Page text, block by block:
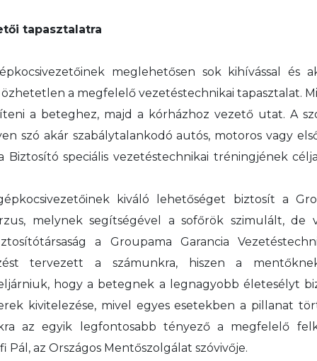
tapasztalatra
meglehetősen sok kihívással és
a megfelelő vezetéstechnikai tapasztalat.
a beteghez, majd a kórházhoz vezető utat. A
szó akár szabálytalankodó autós, motoros vagy
Biztosító speciális vezetéstechnikai tréningjének
kiváló lehetőséget biztosít a
melynek segítségével a sofőrök szimulált, de
a Groupama Garancia
tervezett a számunkra, hiszen a
hogy a betegnek a legnagyobb életesélyt
kivitelezése, mivel egyes esetekben a pillanat
az egyik legfontosabb tényező a megfelelő
az Országos Mentőszolgálat szóvivője.